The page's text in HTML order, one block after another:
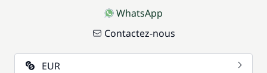
WhatsApp
Contactez-nous
EUR